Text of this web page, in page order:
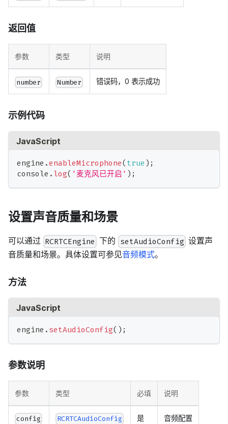
返回值
参数 类型 说明
number Number 错误码，0 表示成功
示例代码
JavaScript
engine .enableMicrophone( true ) ;
console . log( '麦克风已开启' ) ;
设置声音质量和场景
可以通过 RCRTCEngine 下的 setAudioConfig 设置声
音质量和场景。具体设置可参见音频模式。
方法
JavaScript
engine . setAudioConfig( ) ;
参数说明
参数 类型 必填 说明
config RCRTCAudioConfig 是 音频配置